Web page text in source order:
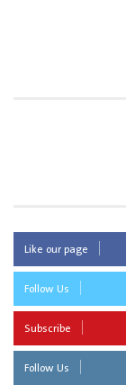
Like our page
Follow Us
Subscribe
Follow Us